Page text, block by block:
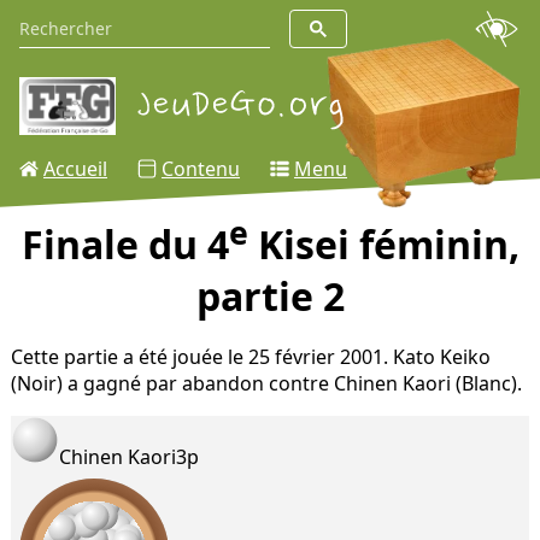
Accueil Contenu Menu
Finale du 4e Kisei féminin,
partie 2
Cette partie a été jouée le 25 février 2001. Kato Keiko
(Noir) a gagné par abandon contre Chinen Kaori (Blanc).
Chinen Kaori3p